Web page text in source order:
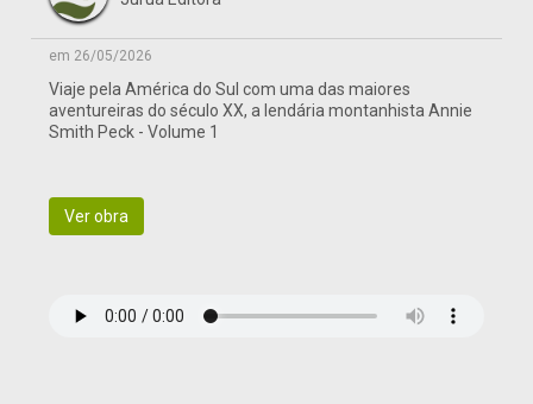
em 26/05/2026
Viaje pela América do Sul com uma das maiores
aventureiras do século XX, a lendária montanhista Annie
Smith Peck - Volume 1
Ver obra